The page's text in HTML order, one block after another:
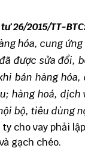
26/2015/TT-BTC
hóa, cung
được sửa đổi,
bán hàng
hàng hoá,
bộ, tiêu dùng
cho vay phải lập
gạch chéo.